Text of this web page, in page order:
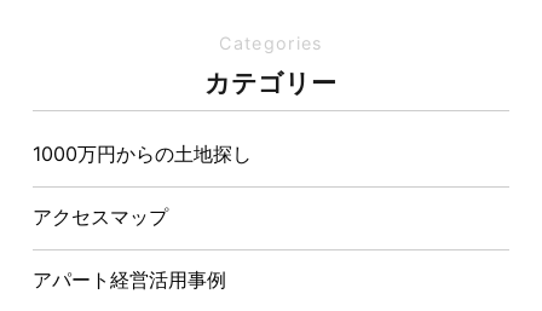
夏の熱中症対策は家づくりから。屋根・壁・基礎の構
造が快適さをつくる理由
【埼玉県経営品質知事賞】大野知事へ受賞のご報告と
表敬訪問を行いました
Categories
カテゴリー
1000万円からの土地探し
アクセスマップ
アパート経営活用事例